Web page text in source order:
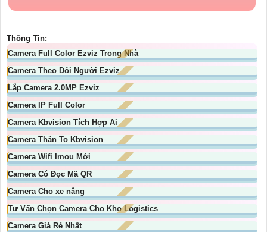
Thông Tin:
Camera Full Color Ezviz Trong Nhà
Camera Theo Dỏi Người Ezviz
Lắp Camera 2.0MP Ezviz
Camera IP Full Color
Camera Kbvision Tích Hợp Ai
Camera Thân To Kbvision
Camera Wifi Imou Mới
Camera Có Đọc Mã QR
Camera Cho xe nâng
Tư Vấn Chọn Camera Cho Kho Logistics
Camera Giá Rẻ Nhất